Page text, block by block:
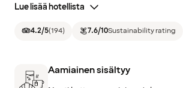
Lue lisää hotellista
4.2/5(194) 7.6/10Sustainability rating
Aamiainen sisältyy